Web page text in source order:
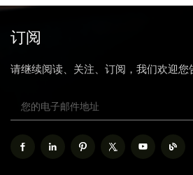
订阅
请继续阅读、关注、订阅，我们欢迎您